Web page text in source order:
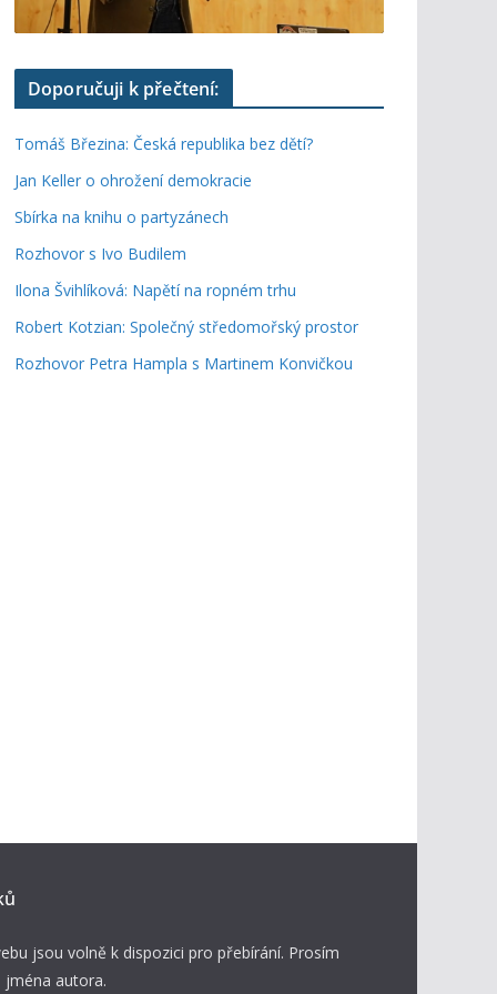
Doporučuji k přečtení:
Tomáš Březina: Česká republika bez dětí?
Jan Keller o ohrožení demokracie
Sbírka na knihu o partyzánech
Rozhovor s Ivo Budilem
Ilona Švihlíková: Napětí na ropném trhu
Robert Kotzian: Společný středomořský prostor
Rozhovor Petra Hampla s Martinem Konvičkou
jsou volně k dispozici pro přebírání. Prosím
autora.